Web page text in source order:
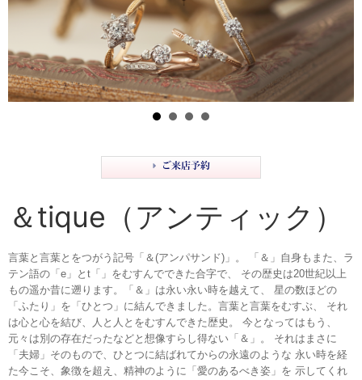
＆tique（アンティック）
言葉と言葉とをつがう記号「＆(アンパサンド)」。 「＆」自身もまた、ラ
テン語の「e」とt「」をむすんでできた合字で、 その歴史は20世紀以上
もの遥か昔に遡ります。「＆」は永い永い時を越えて、 星の数ほどの
「ふたり」を「ひとつ」に結んできました。言葉と言葉をむすぶ、 それ
は心と心を結び、人と人とをむすんできた歴史。 今となってはもう、
元々は別の存在だったなどと想像すらし得ない「＆」。 それはまさに
「夫婦」そのもので、ひとつに結ばれてからの永遠のような 永い時を経
た今こそ、象徴を超え、精神のように「愛のあるべき姿」を 示してくれ